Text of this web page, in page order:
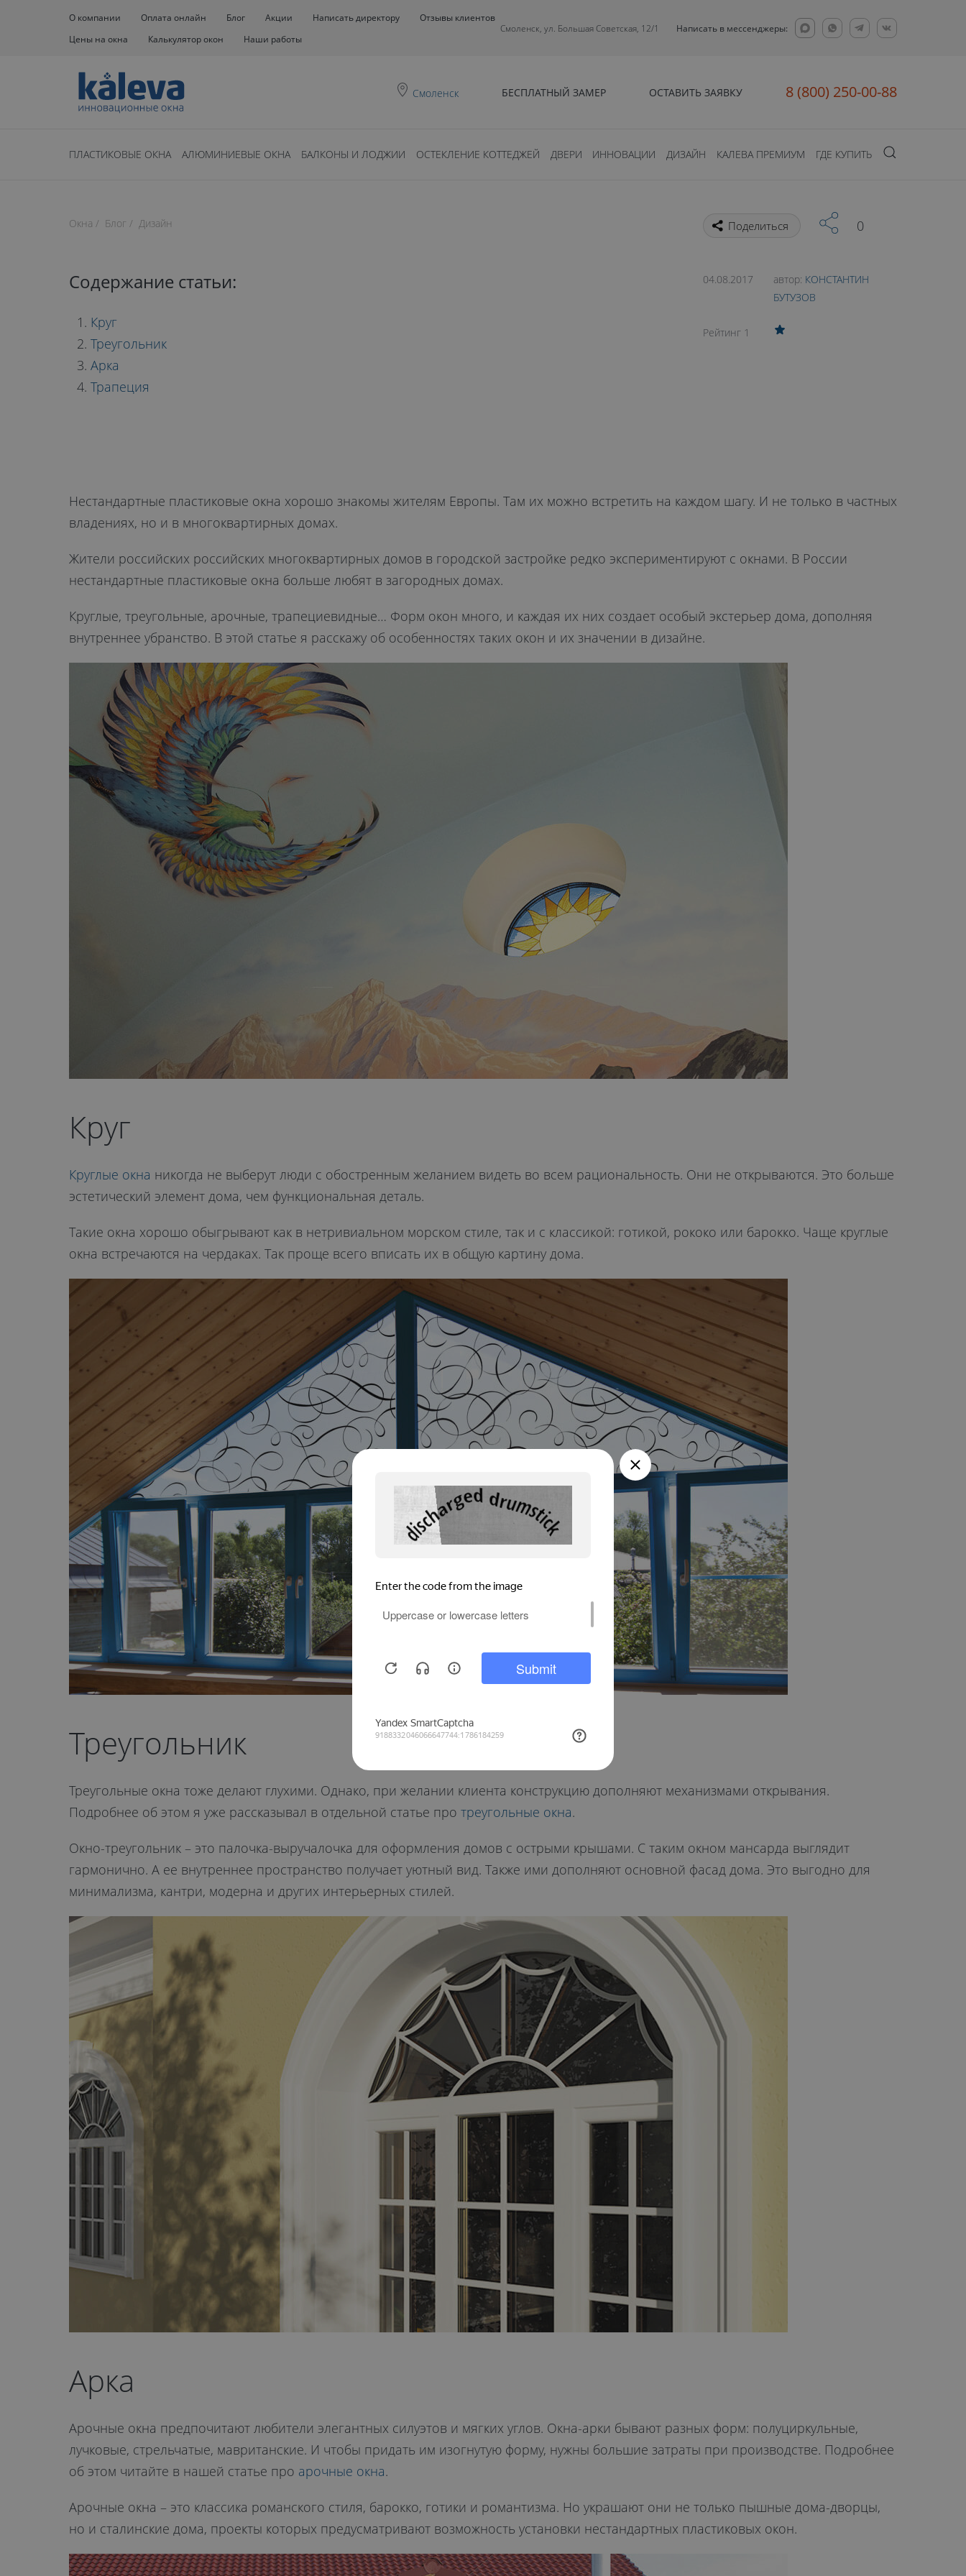
О компании Оплата онлайн Блог Акции Написать директору
Отзывы клиентов
Цены на окна
Калькулятор окон Наши работы
Смоленск, ул. Большая Советская, 12/1 Написать в мессенджеры:
Смоленск БЕСПЛАТНЫЙ ЗАМЕР ОСТАВИТЬ ЗАЯВКУ 8 (800) 250-00-88
ПЛАСТИКОВЫЕ ОКНА АЛЮМИНИЕВЫЕ ОКНА БАЛКОНЫ И ЛОДЖИИ ОСТЕКЛЕНИЕ КОТТЕДЖЕЙ ДВЕРИ ИННОВАЦИИ ДИЗАЙН КАЛЕВА ПРЕМИУМ ГДЕ КУПИТЬ
время чтения: 17 минут
НЕСТАНДАРТНЫЕ
ПЛАСТИКОВЫЕ
ОКНА: КАКОВО ИХ
Окна Блог Дизайн Поделиться 0
Содержание статьи:
Круг
Треугольник
Арка
Трапеция
04.08.2017 автор: КОНСТАНТИН
БУТУЗОВ
Рейтинг 1
Нестандартные пластиковые окна хорошо знакомы жителям Европы. Там их можно встретить на каждом шагу. И не только в частных
владениях, но и в многоквартирных домах.
Жители российских российских многоквартирных домов в городской застройке редко экспериментируют с окнами. В России
нестандартные пластиковые окна больше любят в загородных домах.
Круглые, треугольные, арочные, трапециевидные… Форм окон много, и каждая их них создает особый экстерьер дома, дополняя
внутреннее убранство. В этой статье я расскажу об особенностях таких окон и их значении в дизайне.
Круг
Круглые окна никогда не выберут люди с обостренным желанием видеть во всем рациональность. Они не открываются. Это больше
эстетический элемент дома, чем функциональная деталь.
Такие окна хорошо обыгрывают как в нетривиальном морском стиле, так и с классикой: готикой, рококо или барокко. Чаще круглые
окна встречаются на чердаках. Так проще всего вписать их в общую картину дома.
Треугольник
Треугольные окна тоже делают глухими. Однако, при желании клиента конструкцию дополняют механизмами открывания.
Подробнее об этом я уже рассказывал в отдельной статье про треугольные окна.
Окно-треугольник – это палочка-выручалочка для оформления домов с острыми крышами. С таким окном мансарда выглядит
гармонично. А ее внутреннее пространство получает уютный вид. Также ими дополняют основной фасад дома. Это выгодно для
минимализма, кантри, модерна и других интерьерных стилей.
Арка
Арочные окна предпочитают любители элегантных силуэтов и мягких углов. Окна-арки бывают разных форм: полуциркульные,
лучковые, стрельчатые, мавританские. И чтобы придать им изогнутую форму, нужны большие затраты при производстве. Подробнее
об этом читайте в нашей статье про арочные окна.
Арочные окна – это классика романского стиля, барокко, готики и романтизма. Но украшают они не только пышные дома-дворцы,
но и сталинские дома, проекты которых предусматривают возможность установки нестандартных пластиковых окон.